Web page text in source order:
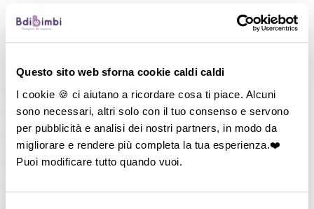
Questo sito web sforna cookie caldi caldi
I cookie 🍪 ci aiutano a ricordare cosa ti piace. Alcuni
sono necessari, altri solo con il tuo consenso e servono
per pubblicità e analisi dei nostri partners, in modo da
migliorare e rendere più completa la tua esperienza.❤️
Puoi modificare tutto quando vuoi.
Aspiratori nasali manuali
―
Cuscini allattamento
―Biberon
―
Tettarelle
―Succhietti